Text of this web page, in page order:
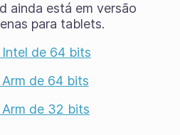
ainda está em versão
para tablets.
Intel de 64 bits
de 64 bits
de 32 bits